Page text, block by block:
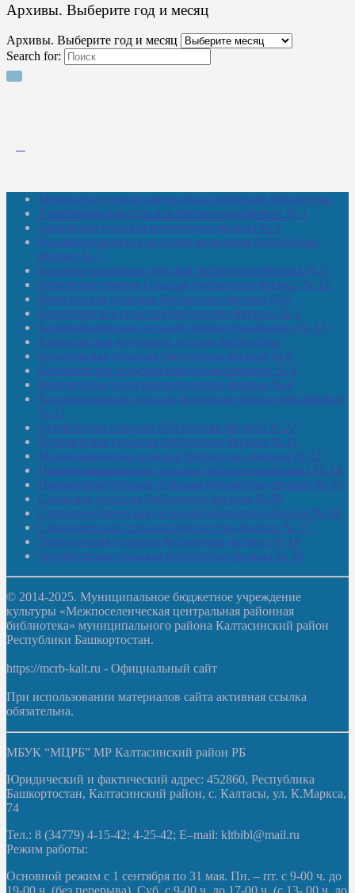
Архивы. Выберите год и месяц
Архивы. Выберите год и месяц
Search for:
Межпоселенческая центральная районная библиотека
Амзибашевская сельская библиотека-филиал № 1
Бабаевская сельская библиотека-филиал № 2
Большекачаковская сельская модельная библиотека-
филиал № 7
Большекуразовская сельская библиотека-филиал № 3
Верхнетыхтемская сельская библиотека-филиал № 15
Калегинская сельская библиотека-филиал № 6
Калмашевская сельская библиотека-филиал № 5
Калмиябашевская сельская библиотека-филиал № 13
Калтасинская модельная детская библиотека
Кельтеевская сельская библиотека-филиал № 8
Киебаковская сельская библиотека-филиал № 9
Кокушевская сельская библиотека-филиал № 4
Краснохолмская сельская модельная библиотека-филиал
№ 21
Кутеремская сельская библиотека-филиал № 22
Кучашевская сельская библиотека-филиал № 11
Малокачаковская сельская библиотека-филиал № 12
Нижнекачмашевская сельская библиотека-филиал № 14
Новокильбахтинская сельская библиотека-филиал № 19
Сазовская сельская библиотека-филиал № 20
Староорьебашевская сельская библиотека-филиал № 16
Старояшевская сельская библиотека-филиал № 17
Тюльдинская сельская библиотека-филиал № 18
Чилибеевская сельская библиотека-филиал № 10
© 2014-2025. Муниципальное бюджетное учреждение
культуры «Межпоселенческая центральная районная
библиотека» муниципального района Калтасинский район
Республики Башкортостан.
https://mcrb-kalt.ru - Официальный сайт
При использовании материалов сайта активная ссылка
обязательна.
МБУК “МЦРБ” МР Калтасинский район РБ
Юридический и фактический адрес: 452860, Республика
Башкортостан, Калтасинский район, с. Калтасы, ул. К.Маркса,
74
Тел.: 8 (34779) 4-15-42; 4-25-42; E–mail: kltbibl@mail.ru
Режим работы:
Основной режим с 1 сентября по 31 мая. Пн. – пт. с 9-00 ч. до